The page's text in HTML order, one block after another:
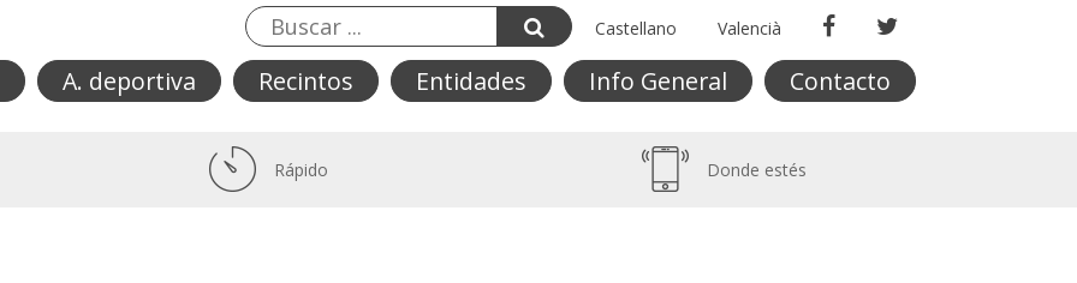
Castellano Valencià
A. deportiva Recintos Entidades Info General Contacto
Rápido Donde estés